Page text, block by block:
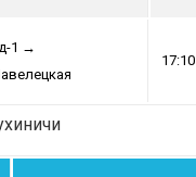
1 →
17:10